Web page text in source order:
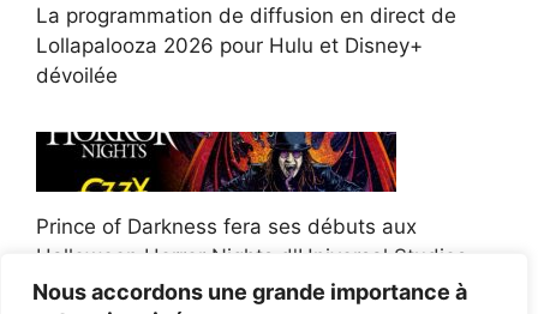
Nous accordons une grande importance à
La programmation de diffusion en direct de
Lollapalooza 2026 pour Hulu et Disney+
dévoilée
Prince of Darkness fera ses débuts aux
Halloween Horror Nights d'Universal Studios